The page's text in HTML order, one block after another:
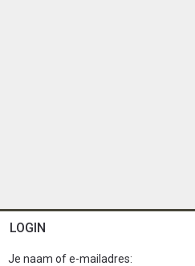
LOGIN
Je naam of e-mailadres